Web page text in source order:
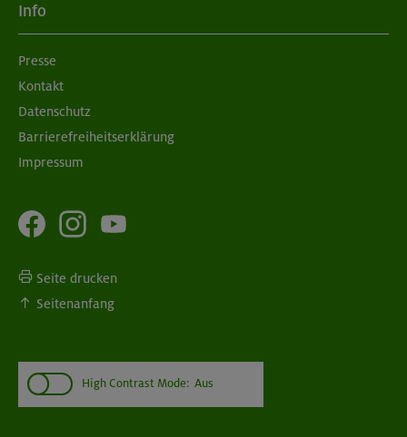
10./17.09.26
Bouldern für Einsteiger indoor
München
Info
Presse
Kontakt
Datenschutz
Barrierefreiheitserklärung
Impressum
Seite drucken
Seitenanfang
High Contrast Mode: Aus